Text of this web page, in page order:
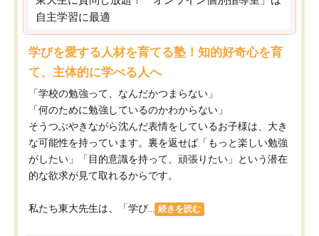
自主学習に最適
学びを愛する人材を育てる塾！知的好奇心を育
て、主体的に学べる人へ
「学校の勉強って、なんだかつまらない」
「何のために勉強しているのかわからない」
そうつぶやきながら沈んだ表情をしているお子様は、大き
な可能性を持っています。裏を返せば「もっと楽しい勉強
がしたい」「目的意識を持って、頑張りたい」という潜在
的な欲求が見て取れるからです。
私たち東大先生は、「学び... 続きを読む